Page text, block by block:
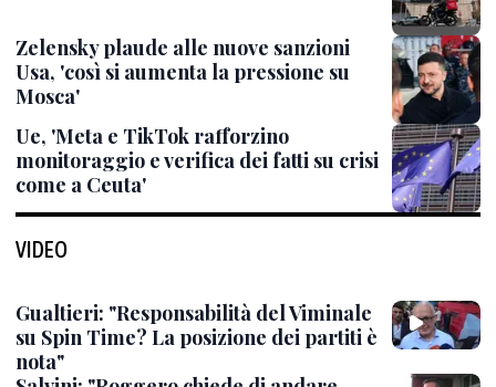
Zelensky plaude alle nuove sanzioni
Usa, 'così si aumenta la pressione su
Mosca'
Ue, 'Meta e TikTok rafforzino
monitoraggio e verifica dei fatti su crisi
come a Ceuta'
VIDEO
Gualtieri: "Responsabilità del Viminale
su Spin Time? La posizione dei partiti è
nota"